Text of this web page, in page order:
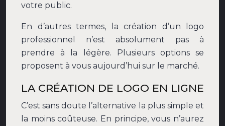
votre public.
En d’autres termes, la création d’un logo
professionnel n’est absolument pas à
prendre à la légère. Plusieurs options se
proposent à vous aujourd’hui sur le marché.
LA CRÉATION DE LOGO EN LIGNE
C’est sans doute l’alternative la plus simple et
la moins coûteuse. En principe, vous n’aurez